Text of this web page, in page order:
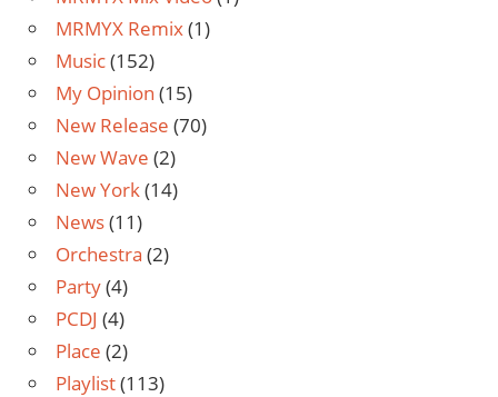
MRMYX Remix(1)
Music(152)
My Opinion (15)
New Release (70)
New Wave (2)
New York(14)
News(11)
Orchestra (2)
Party(4)
PCDJ (4)
Place (2)
Playlist(113)